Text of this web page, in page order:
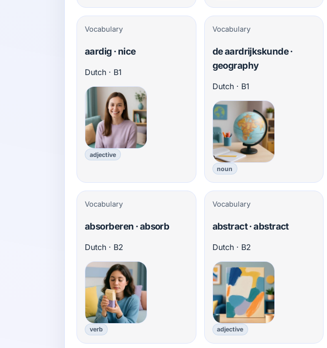
Vocabulary
aardig · nice
Dutch · B1
adjective
Vocabulary
de aardrijkskunde ·
geography
Dutch · B1
noun
Vocabulary
absorberen · absorb
Dutch · B2
verb
Vocabulary
abstract · abstract
Dutch · B2
adjective